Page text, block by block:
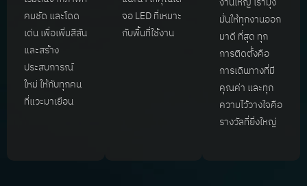
คมชัด และโดด
เด่น เพื่อเพิ่มสีสัน
และสร้าง
ประสบการณ์
ใหม่ ให้กับทุกคน
ที่แวะมาเยือน
จอ LED ที่เหมาะ
กับพื้นที่ใช้งาน
มั่นให้ทุกงานออก
มาดี ที่สุด ทุก
การติดตั้งคือ
การเดินทางที่มี
คุณค่า และทุก
ความไว้วางใจคือ
รางวัลที่ยิ่งใหญ่